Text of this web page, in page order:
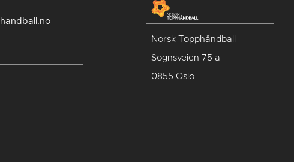
Norsk Topphåndball
Sognsveien 75 a
0855 Oslo